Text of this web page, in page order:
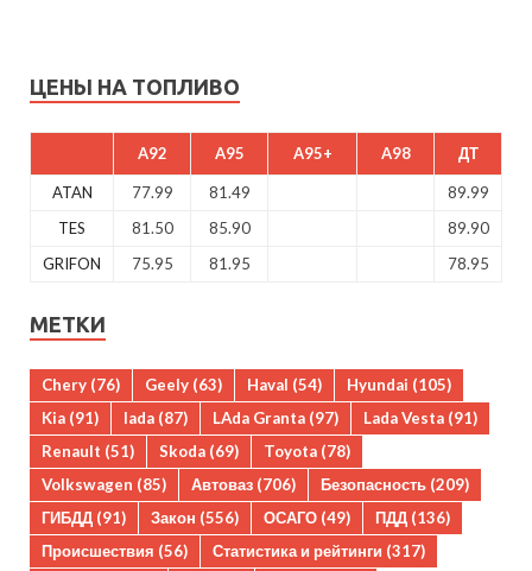
ЦЕНЫ НА ТОПЛИВО
A92 A95 A95+ A98 ДТ
ATAN 77.99 81.49
89.99
TES
81.50 85.90
89.90
GRIFON
75.95 81.95 78.95
МЕТКИ
Chery (76) Geely (63) Haval (54) Hyundai (105)
Kia (91) lada (87) LAda Granta (97) Lada Vesta (91)
Renault (51) Skoda (69) Toyota (78)
Volkswagen (85) Автоваз (706) Безопасность (209)
ГИБДД (91) Закон (556) ОСАГО (49) ПДД (136)
Происшествия (56) Статистика и рейтинги (317)